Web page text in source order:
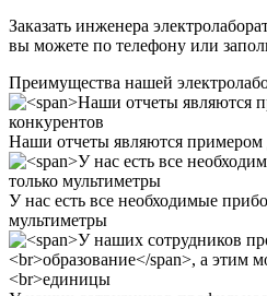
Заказать инженера
вы можете по телефону или
Преимущества нашей
Наши отчеты являются примером
У нас есть все необходимые
мультиметры